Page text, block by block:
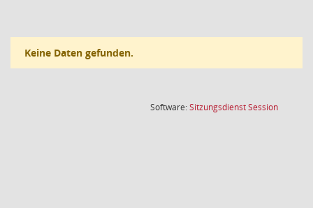
Keine Daten gefunden.
Software:SitzungsdienstSession(Wird in